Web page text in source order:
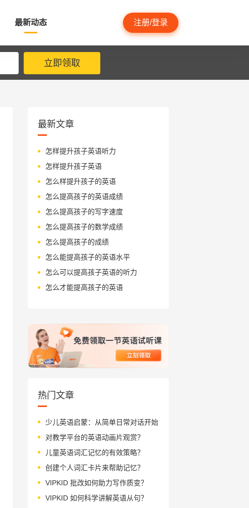
最新动态 注册/登录
立即领取
最新文章
怎样提升孩子英语听力
怎样提升孩子英语
怎么样提升孩子的英语
怎么提高孩子的英语成绩
怎么提高孩子的写字速度
怎么提高孩子的数学成绩
怎么提高孩子的成绩
怎么能提高孩子的英语水平
怎么可以提高孩子英语的听力
怎么才能提高孩子的英语
热门文章
少儿英语启蒙：从简单日常对话开始
对教学平台的英语动画片观赏？
儿童英语词汇记忆的有效策略？
创建个人词汇卡片来帮助记忆？
VIPKID 批改如何助力写作质变？
VIPKID 如何科学讲解英语从句？